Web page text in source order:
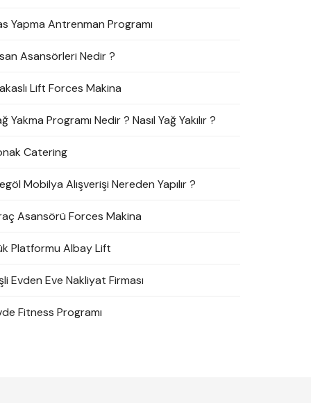
Yapma Antrenman Programı
Asansörleri Nedir ?
Lift Forces Makina
Yakma Programı Nedir ? Nasıl Yağ Yakılır ?
Catering
Mobilya Alışverişi Nereden Yapılır ?
Asansörü Forces Makina
Platformu Albay Lift
Evden Eve Nakliyat Firması
Fitness Programı